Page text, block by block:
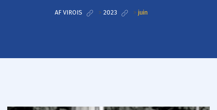
AF VIROIS > 2023 > juin